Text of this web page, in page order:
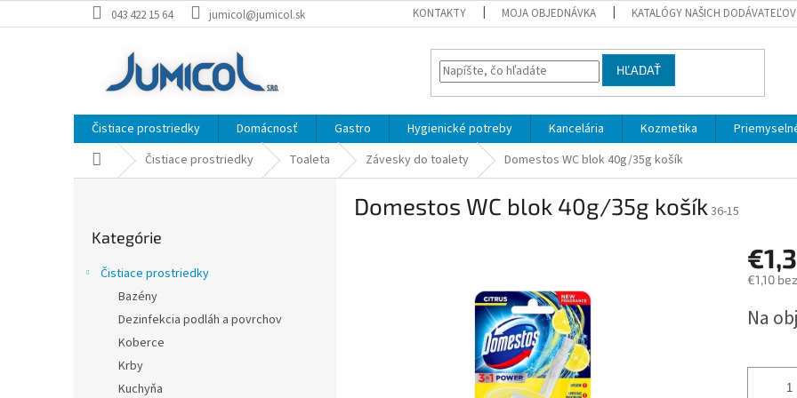
na
043 422 15 64 jumicol@jumicol.sk KONTAKTY MOJA OBJEDNÁVKA KATALÓGY NAŠICH DODÁVATEĽOV
HĽADAŤ
Čistiace prostriedky Domácnosť Gastro Hygienické potreby Kancelária Kozmetika
Domov Čistiace prostriedky Toaleta Závesky do toalety Domestos WC blok 40g/35g košík
kategórie
Kategórie
Čistiace prostriedky
Bazény
Dezinfekcia podláh a povrchov
Koberce
Krby
Kuchyňa
Domestos WC blok 40g/35g košík 36-15
€1,10
cena:
Na